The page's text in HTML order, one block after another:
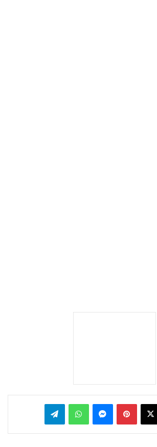
بينتيريست واتساب